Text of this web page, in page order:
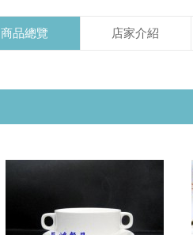
商品總覽 店家介紹